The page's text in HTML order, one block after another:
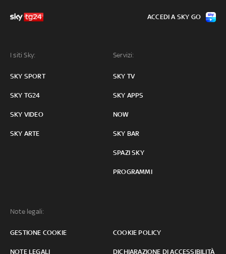
I siti Sky:
SKY SPORT
SKY TG24
SKY VIDEO
SKY ARTE
Servizi:
SKY TV
SKY APPS
NOW
SKY BAR
SPAZI SKY
PROGRAMMI
Note legali:
GESTIONE COOKIE COOKIE POLICY
NOTE LEGALI DICHIARAZIONE DI ACCESSIBILITÀ
ACCEDI A SKY GO